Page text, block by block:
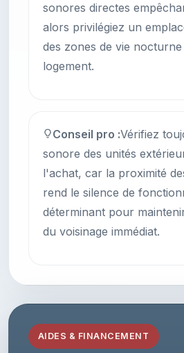
sonores directes
alors privilégiez un
des zones de vie
logement.
Conseil pro :Vérifiez
sonore des unités
l'achat, car la proximité
rend le silence de
déterminant pour
du voisinage immédiat.
AIDES & FINANCEMENT